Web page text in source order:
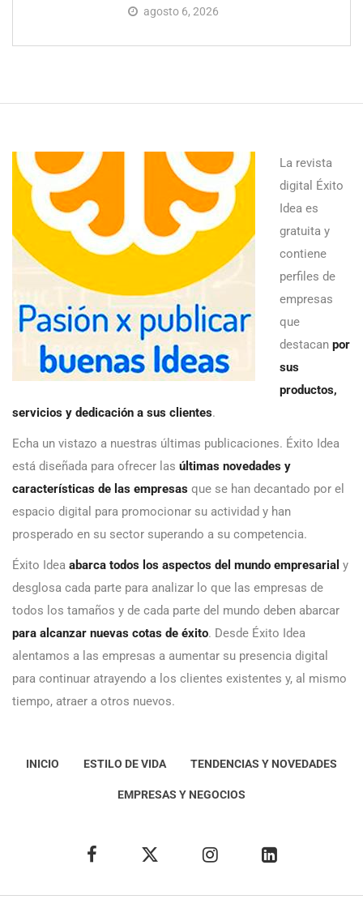
agosto 6, 2026
La revista
digital Éxito
Idea es
gratuita y
contiene
perfiles de
empresas
que
destacan por
sus
productos,
servicios y dedicación a sus clientes.
Echa un vistazo a nuestras últimas publicaciones. Éxito Idea
está diseñada para ofrecer las últimas novedades y
características de las empresas que se han decantado por el
espacio digital para promocionar su actividad y han
prosperado en su sector superando a su competencia.
Éxito Idea abarca todos los aspectos del mundo empresarial y
desglosa cada parte para analizar lo que las empresas de
todos los tamaños y de cada parte del mundo deben abarcar
para alcanzar nuevas cotas de éxito. Desde Éxito Idea
alentamos a las empresas a aumentar su presencia digital
para continuar atrayendo a los clientes existentes y, al mismo
tiempo, atraer a otros nuevos.
INICIO ESTILO DE VIDA TENDENCIAS Y NOVEDADES
EMPRESAS Y NEGOCIOS